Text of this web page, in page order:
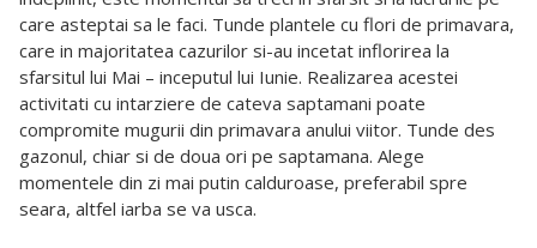
care asteptai sa le faci. Tunde plantele cu flori de primavara,
care in majoritatea cazurilor si-au incetat inflorirea la
sfarsitul lui Mai – inceputul lui Iunie. Realizarea acestei
activitati cu intarziere de cateva saptamani poate
compromite mugurii din primavara anului viitor. Tunde des
gazonul, chiar si de doua ori pe saptamana. Alege
momentele din zi mai putin calduroase, preferabil spre
seara, altfel iarba se va usca.